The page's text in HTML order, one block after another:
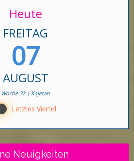
Heute
FREITAG
07
AUGUST
Woche 32 | Kajetan
Letztes Viertel
Neuigkeiten